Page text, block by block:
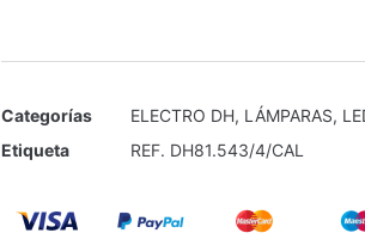
Categorías ELECTRO DH, LÁMPARAS,
Etiqueta
REF. DH81.543/4/CAL